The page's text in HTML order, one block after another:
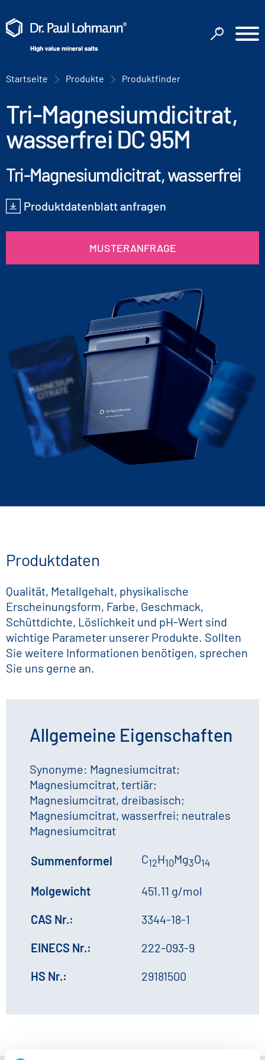
Startseite Produkte Produktfinder
Tri-Magnesiumdicitrat,
wasserfrei DC 95M
Tri-Magnesiumdicitrat, wasserfrei
Produktdatenblatt anfragen
MUSTERANFRAGE
Tri-Magnesiumdicitrat, wasserfrei DC 95M
Produktdaten
Qualität, Metallgehalt, physikalische
Erscheinungsform, Farbe, Geschmack,
Schüttdichte, Löslichkeit und pH-Wert sind
wichtige Parameter unserer Produkte. Sollten
Sie weitere Informationen benötigen, sprechen
Sie uns gerne an.
Allgemeine Eigenschaften
Synonyme: Magnesiumcitrat;
Magnesiumcitrat, tertiär;
Magnesiumcitrat, dreibasisch;
Magnesiumcitrat, wasserfrei; neutrales
Magnesiumcitrat
Summenformel C12H10Mg3O14
Molgewicht
451.11 g/mol
CAS Nr.:
3344-18-1
EINECS Nr.:
222-093-9
HS Nr.:
29181500